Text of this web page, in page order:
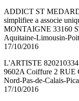
ADDICT ST MEDARD
simplifiee a associe
MONTAIGNE 33160
Aquitaine-Limousin-
17/10/2016
L'ARTISTE 820210334
9602A Coiffure 2
Nord-Pas-de-Calais-
17/10/2016